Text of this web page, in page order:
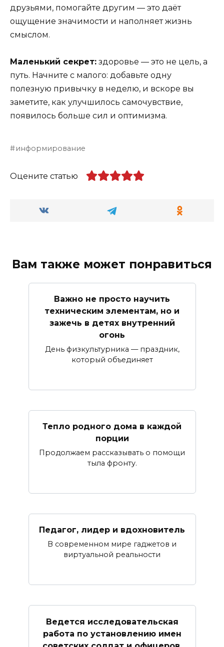
друзьями, помогайте другим — это даёт
ощущение значимости и наполняет жизнь
смыслом.
Маленький секрет: здоровье — это не цель, а
путь. Начните с малого: добавьте одну
полезную привычку в неделю, и вскоре вы
заметите, как улучшилось самочувствие,
появилось больше сил и оптимизма.
информирование
Оцените статью
Вам также может понравиться
Важно не просто научить
техническим элементам, но и
зажечь в детях внутренний
огонь
День физкультурника — праздник,
который объединяет
Тепло родного дома в каждой
порции
Продолжаем рассказывать о помощи
тыла фронту.
Педагог, лидер и вдохновитель
В современном мире гаджетов и
виртуальной реальности
Ведется исследовательская
работа по установлению имен